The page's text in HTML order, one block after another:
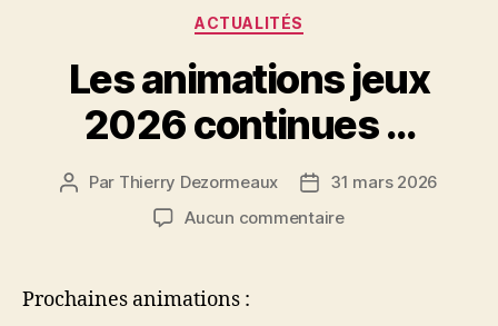
Catégories
ACTUALITÉS
Les animations jeux
2026 continues …
Auteur
Par Thierry Dezormeaux
Date
de
31 mars 2026
Aucun commentairesur
Prochaines animations :